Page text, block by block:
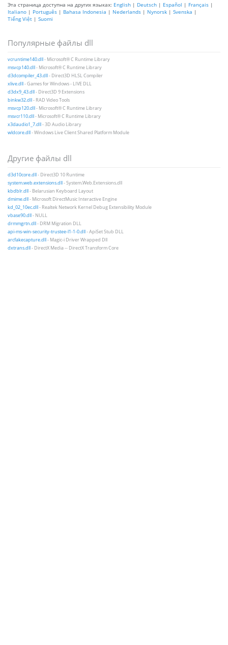
Эта страница доступна на других языках: English | Deutsch | Español | Français |
Italiano | Português | Bahasa Indonesia | Nederlands | Nynorsk | Svenska |
Tiếng Việt | Suomi
Популярные файлы dll
vcruntime140.dll- Microsoft® C Runtime Library
msvcp140.dll- Microsoft® C Runtime Library
d3dcompiler_43.dll- Direct3D HLSL Compiler
xlive.dll- Games for Windows - LIVE DLL
d3dx9_43.dll- Direct3D 9 Extensions
binkw32.dll- RAD Video Tools
msvcp120.dll- Microsoft® C Runtime Library
msvcr110.dll- Microsoft® C Runtime Library
x3daudio1_7.dll- 3D Audio Library
wldcore.dll- Windows Live Client Shared Platform Module
Другие файлы dll
d3d10core.dll- Direct3D 10 Runtime
system.web.extensions.dll- System.Web.Extensions.dll
kbdblr.dll- Belarusian Keyboard Layout
dmime.dll- Microsoft DirectMusic Interactive Engine
kd_02_10ec.dll- Realtek Network Kernel Debug Extensibility Module
vbase90.dll- NULL
drmmgrtn.dll- DRM Migration DLL
api-ms-win-security-trustee-l1-1-0.dll- ApiSet Stub DLL
arcfakecapture.dll- Magic-i Driver Wrapped Dll
dxtrans.dll- DirectX Media -- DirectX Transform Core